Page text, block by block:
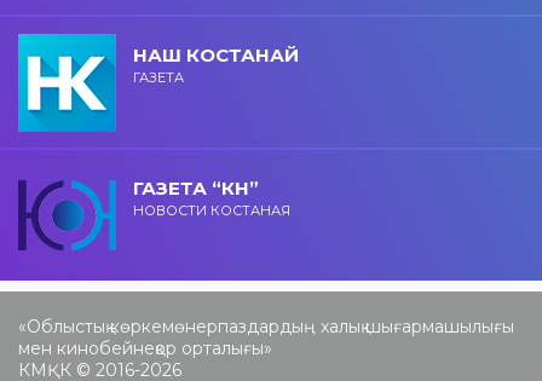
НАШ КОСТАНАЙ
ГАЗЕТА
ГАЗЕТА “КН”
НОВОСТИ КОСТАНАЯ
«Облыстық көркемөнерпаздардың халық шығармашылығы
мен кинобейнеқор орталығы»
КМҚК © 2016-2026